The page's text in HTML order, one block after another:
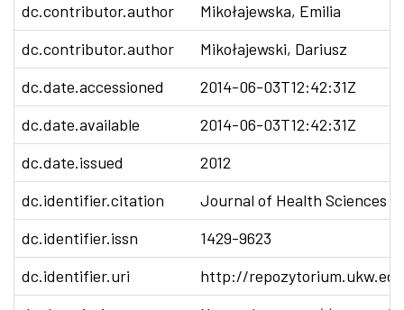
dc.contributor.author
Mikołajewska, Emilia
dc.contributor.author
Mikołajewski, Dariusz
dc.date.accessioned
2014-06-03T12:42:31Z
dc.date.available
2014-06-03T12:42:31Z
dc.date.issued
2012
dc.identifier.citation
Journal of Health Sciences
dc.identifier.issn
1429-9623
dc.identifier.uri
http://